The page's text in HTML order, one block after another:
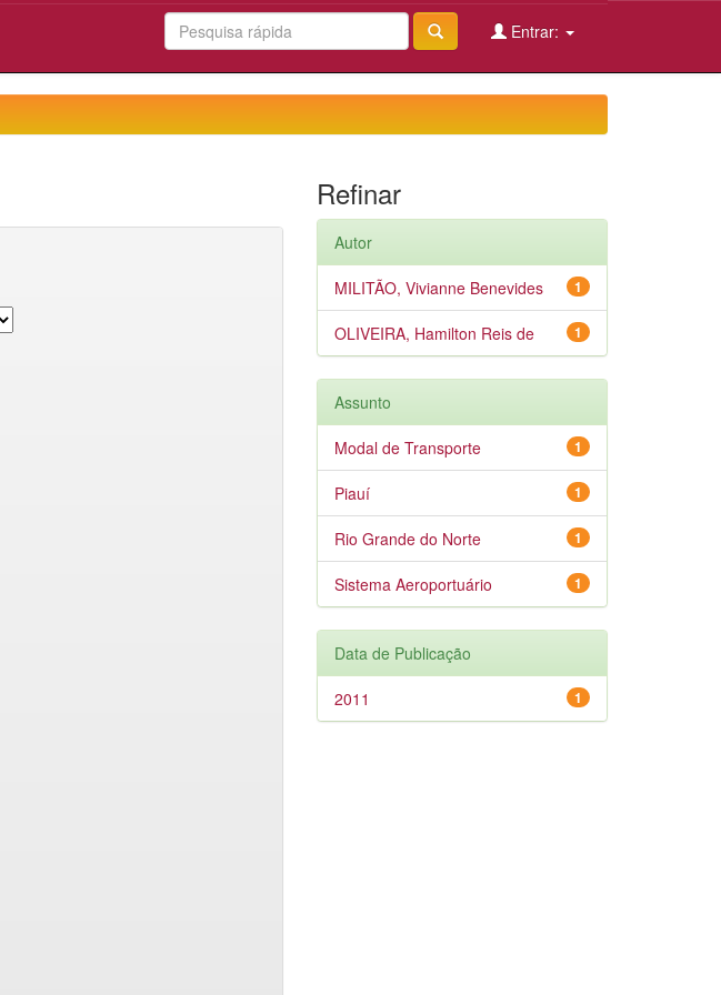
Entrar:
Refinar
Autor
1
MILITÃO, Vivianne Benevides
1
OLIVEIRA, Hamilton Reis de
Assunto
1
Modal de Transporte
1
Piauí
1
Rio Grande do Norte
1
Sistema Aeroportuário
Data de Publicação
1
2011